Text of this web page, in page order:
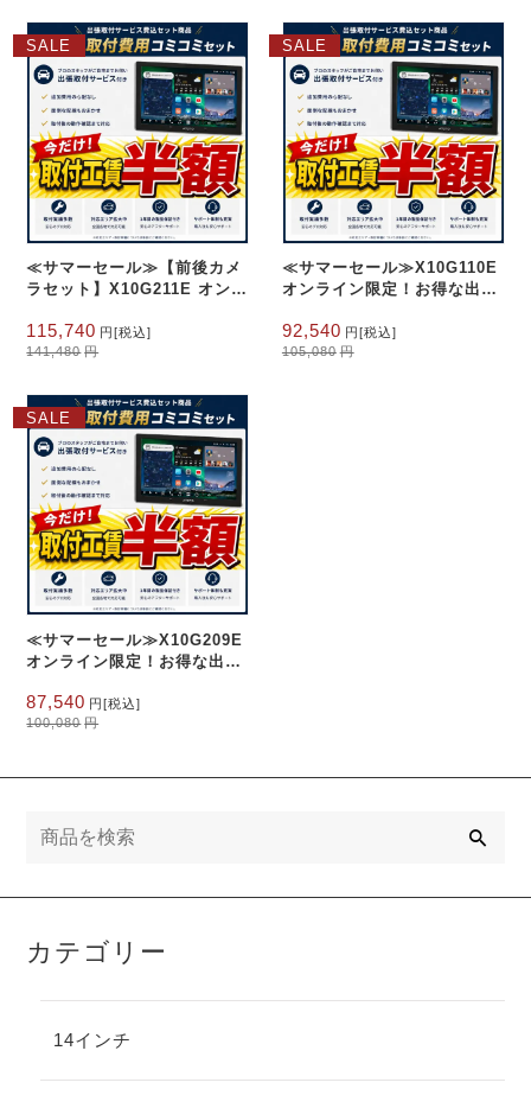
120,880
円
で
し
た。
は
108,340
円
で
す。
105,080
円
で
た。
は
92,540
円
す。
SALE
≪サマーセール≫【前後カメ
ラセット】X10G211E オンラ
込み 10.1インチQLED
8G+128G
141,480 円
元
の
価
141,480
円
で
し
た。
115,740 円
現
在
の
は
115,740
円
で
す。
[税込]
SALE
≪サマーセール≫X10G110E
オンライン限定！お得な出張
8G+128G フローティング
105,080 円
元
の
価
92,540 円
現
在
の
[税込]
SALE
≪サマーセール≫X10G209E
オンライン限定！お得な出張
8G+128G
100,080 円
元
の
価
は
で
し
87,540 円
現
在
の
格
円
で
[税込]
カテゴリー
14インチ